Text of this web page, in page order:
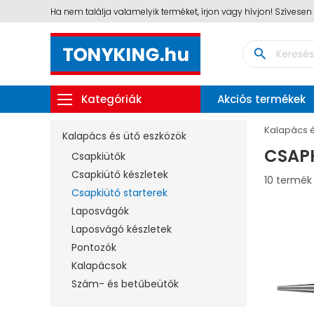
Ha nem találja valamelyik terméket, írjon vagy hívjon!
Kategóriák Akciós termékek
search
Kalapács és ütő eszközök
Csapkiütők
Csapkiütő készletek
Csapkiütő starterek
Laposvágók
Laposvágó készletek
Pontozók
Kalapácsok
Szám- és betűbeütők
Kalapács
10 termék